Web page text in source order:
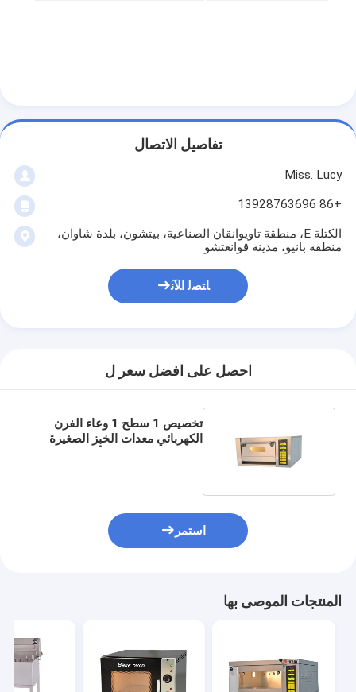
فرن الخبز التجاري
فرن حراري
ثلاجة عرض تجارية
فريزر طاولة العمل
انفجار مبرد
خزانة عرض المخبوزات
تفاصيل الاتصال
Miss. Lucy
+86 13928763696
الكتلة E، منطقة تاويوانقان الصناعية، بيتشون، بلدة شاوان،
منطقة بانيو، مدينة قوانغتشو
ﺎﺘﺼﻟ ﺍﻶﻧ
احصل على افضل سعر ل
تخصيص 1 سطح 1 وعاء الفرن
الكهربائي معدات الخبز الصغيرة
استمر
المنتجات الموصى بها